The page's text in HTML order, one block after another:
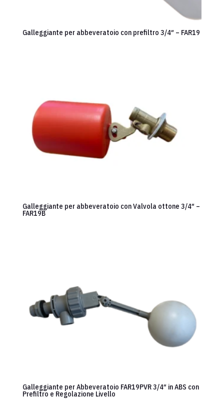
Galleggiante per abbeveratoio con prefiltro 3/4″ – FAR19
Galleggiante per abbeveratoio con Valvola ottone 3/4″ –
FAR19B
Galleggiante per Abbeveratoio FAR19PVR 3/4″ in ABS con
Prefiltro e Regolazione Livello